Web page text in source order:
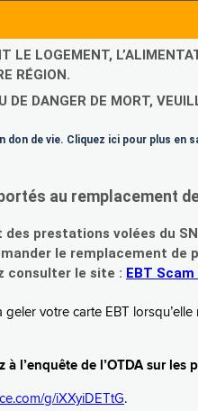
LE LOGEMENT,
RÉGION.
DE DANGER DE MORT,
don de vie. Cliquez ici pour plus en
au remplacement
prestations volées du
le remplacement
consulter le site : EBT
votre carte EBT lorsqu’elle
l’enquête de l’OTDA sur les
g/iXXyiDETtG.